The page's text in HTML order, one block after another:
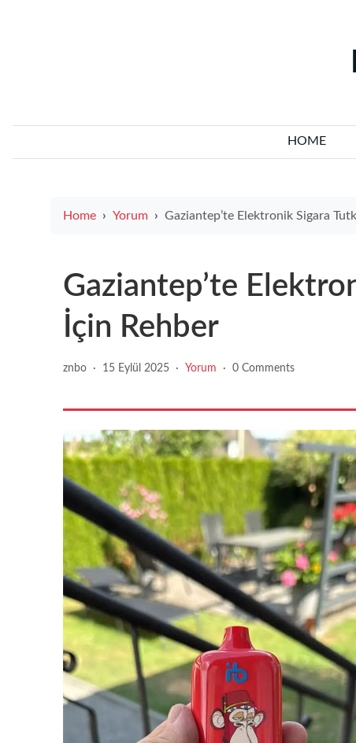
HOME
Home Yorum Gaziantep’te Elektronik Sigara Tutkunları İçin
Gaziantep’te
İçin Rehber
znbo · 15 Eylül 2025 · Yorum · 0 Comments